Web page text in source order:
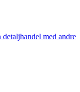
med andre